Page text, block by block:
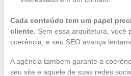
Cada conteúdo tem um papel
cliente. Sem essa arquitetura, você
coerência, e seu SEO avança
A agência também garante a
seu site e aquele de suas redes